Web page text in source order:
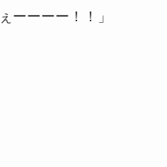
ーーーー！！」